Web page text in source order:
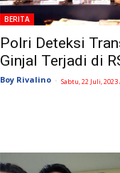
BERITA
Polri Deteksi
Ginjal Terjadi di
Boy Rivalino - Sabtu, 22 Juli, 2023